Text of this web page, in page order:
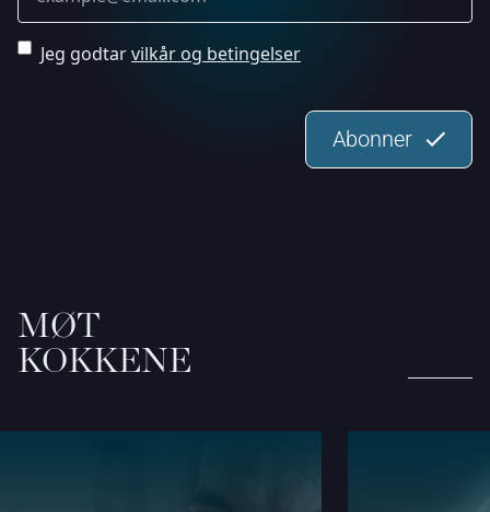
Jeg godtarvilkår og betingelser
Abonner
MØT
KOKKENE